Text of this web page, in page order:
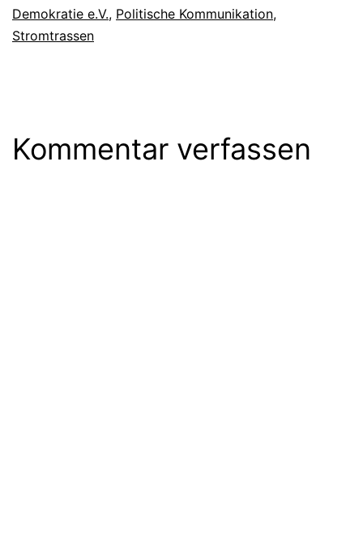
Demokratie e.V., Politische Kommunikation,
Stromtrassen
Kommentar verfassen